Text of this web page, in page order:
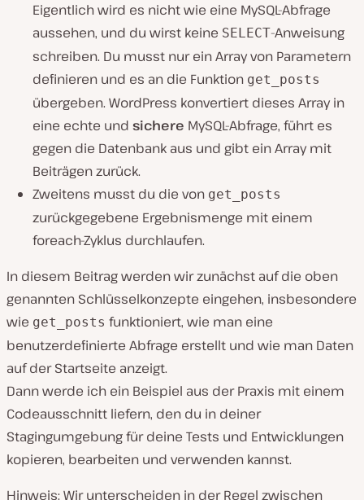
Eigentlich wird es nicht wie eine MySQL-Abfrage
aussehen, und du wirst keine SELECT-Anweisung
schreiben. Du musst nur ein Array von Parametern
definieren und es an die Funktion get_posts
übergeben. WordPress konvertiert dieses Array in
eine echte und sichere MySQL-Abfrage, führt es
gegen die Datenbank aus und gibt ein Array mit
Beiträgen zurück.
Zweitens musst du die von get_posts
zurückgegebene Ergebnismenge mit einem
foreach-Zyklus durchlaufen.
In diesem Beitrag werden wir zunächst auf die oben
genannten Schlüsselkonzepte eingehen, insbesondere
wie get_posts funktioniert, wie man eine
benutzerdefinierte Abfrage erstellt und wie man Daten
auf der Startseite anzeigt.
Dann werde ich ein Beispiel aus der Praxis mit einem
Codeausschnitt liefern, den du in deiner
Stagingumgebung für deine Tests und Entwicklungen
kopieren, bearbeiten und verwenden kannst.
Hinweis: Wir unterscheiden in der Regel zwischen